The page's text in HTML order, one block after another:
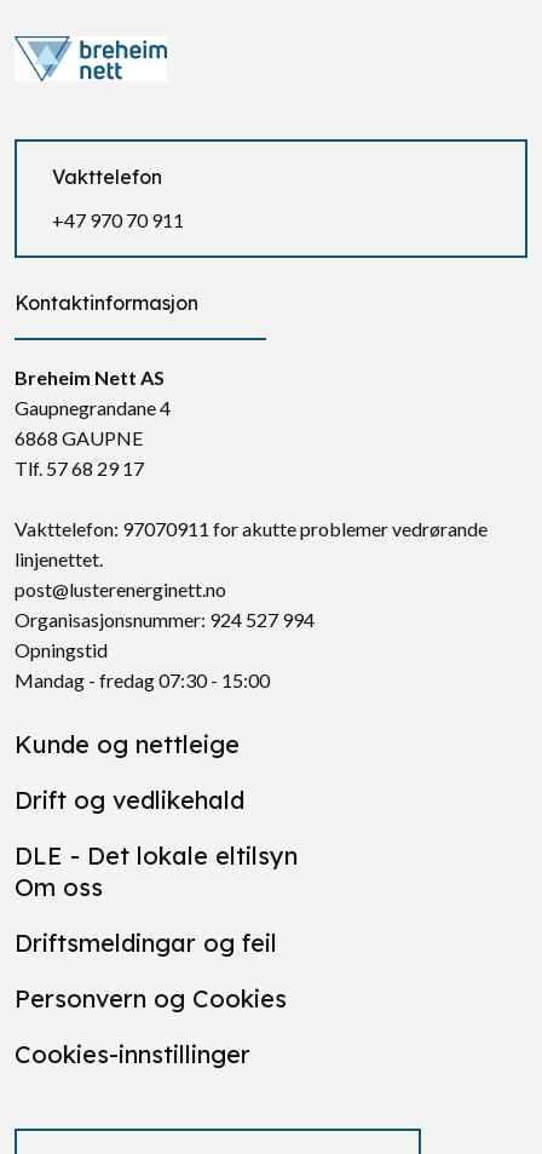
Vakttelefon
+47 970 70 911
Kontaktinformasjon
Breheim Nett AS
Gaupnegrandane 4
6868 GAUPNE
Tlf. 57 68 29 17
Vakttelefon: 97070911 for akutte problemer vedrørande
linjenettet.
post@lusterenerginett.no
Organisasjonsnummer: 924 527 994
Opningstid
Mandag - fredag 07:30 - 15:00
Kunde og nettleige
Drift og vedlikehald
DLE - Det lokale eltilsyn
Om oss
Driftsmeldingar og feil
Personvern og Cookies
Cookies-innstillinger